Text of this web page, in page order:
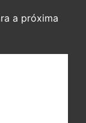
a próxima